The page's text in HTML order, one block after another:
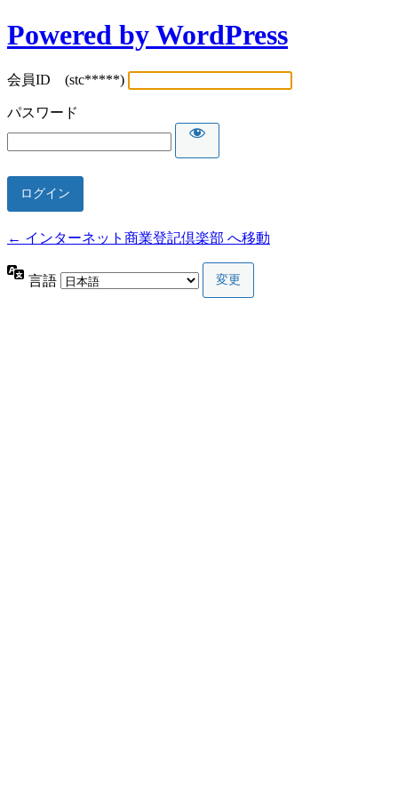
Powered by WordPress
会員ID (stc*****)
パスワード
← インターネット商業登記倶楽部 へ移動
言語